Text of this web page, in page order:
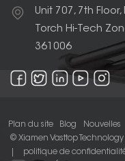
Unit 707, 7th
Torch Hi-Tech
361006
Plan du site Blog
Nouvelles
© Xiamen Vasttop Technology
politique de